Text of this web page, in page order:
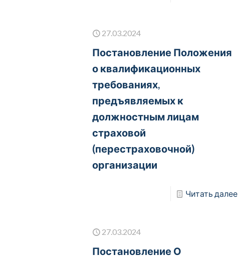
27.03.2024
Постановление Положения
о квалификационных
требованиях,
предъявляемых к
должностным лицам
страховой
(перестраховочной)
организации
Читать далее
27.03.2024
Постановление О